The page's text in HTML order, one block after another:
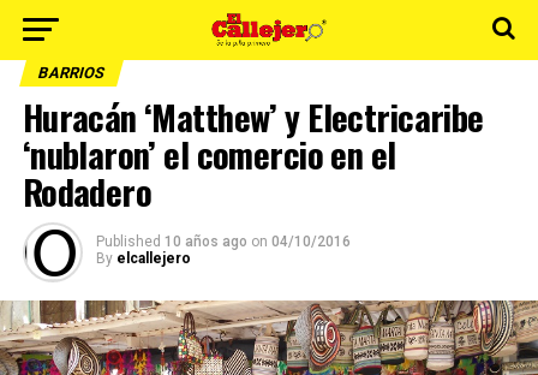
BARRIOS
Huracán ‘Matthew’ y Electricaribe
‘nublaron’ el comercio en el
Rodadero
Published 10 años ago on 04/10/2016
By elcallejero